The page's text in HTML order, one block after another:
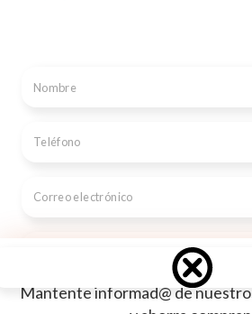
Mantente informad@ de